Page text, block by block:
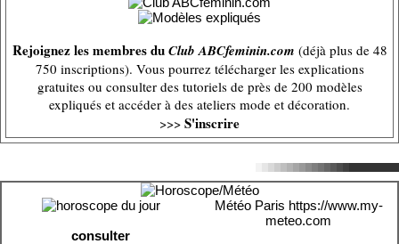
Rejoignez les membres duClub ABCfeminin.com (déjà plus de 48
750 inscriptions). Vous pourrez télécharger les explications
gratuites ou consulter des tutoriels de près de 200 modèles
expliqués et accéder à des ateliers mode et décoration.
>>> S'inscrire
consulter
Météo Paris https://www.my-
meteo.com